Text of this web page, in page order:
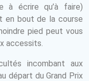
à écrire qu’à faire)
en bout de la course
pied peut vous
accessits.
incombant aux
départ du Grand Prix